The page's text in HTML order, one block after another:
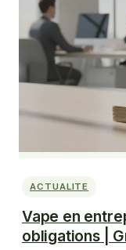
ACTUALITE
Vape en
obligations |